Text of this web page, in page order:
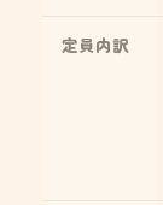
定員内訳